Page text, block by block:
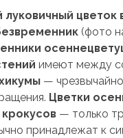
луковичный цветок
(фото
имеют между
—
Цветки
крокусов — только
принадлежат к